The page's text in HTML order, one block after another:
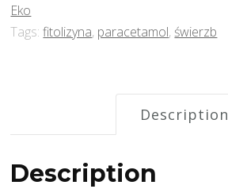
Eko
Tags:fitolizyna, paracetamol,świerzb
Description
Description